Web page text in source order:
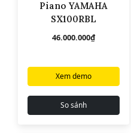
Piano YAMAHA
SX100RBL
46.000.000₫
Xem demo
So sánh